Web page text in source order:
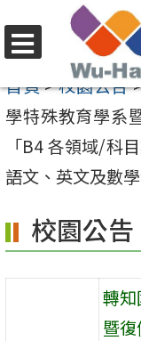
至
要
容
選
單
首頁>校園公告
學特殊教育學系
「B4 各領域/科
語文、英文及數
校園公告
轉
暨